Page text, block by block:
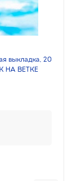
выкладка, 20
НА ВЕТКЕ